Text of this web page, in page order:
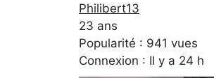
Philibert13
23 ans
Popularité : 941 vues
Connexion : Il y a 24 h